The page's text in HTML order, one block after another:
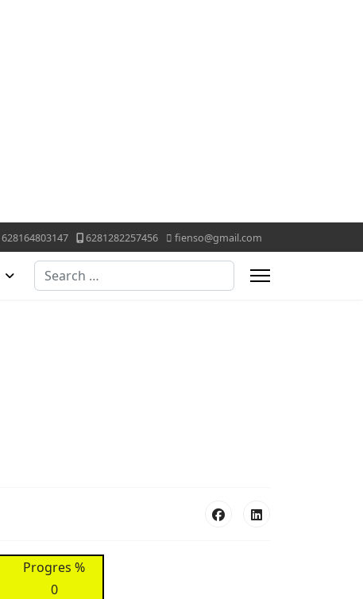
628164803147 6281282257456 fienso@gmail.com
Search
Progres %
0